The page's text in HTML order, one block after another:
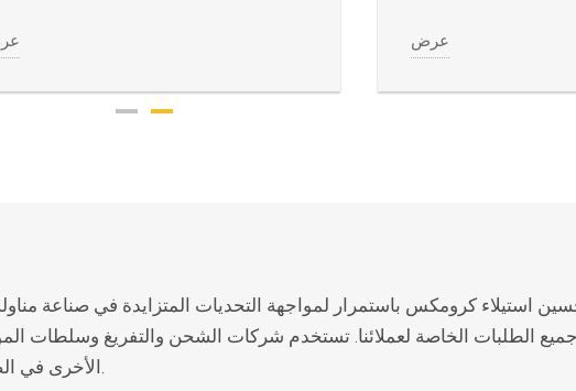
عرض
2009 ، تم تحسين استيلاء كرومكس باستمرار لمواجهة التحديات المتزايدة في صناعة
جميع الطلبات الخاصة لعملائنا. تستخدم شركات الشحن والتفريغ وسلطات